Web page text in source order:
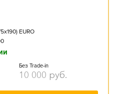
EURO
Без Trade-in
10 000 руб.